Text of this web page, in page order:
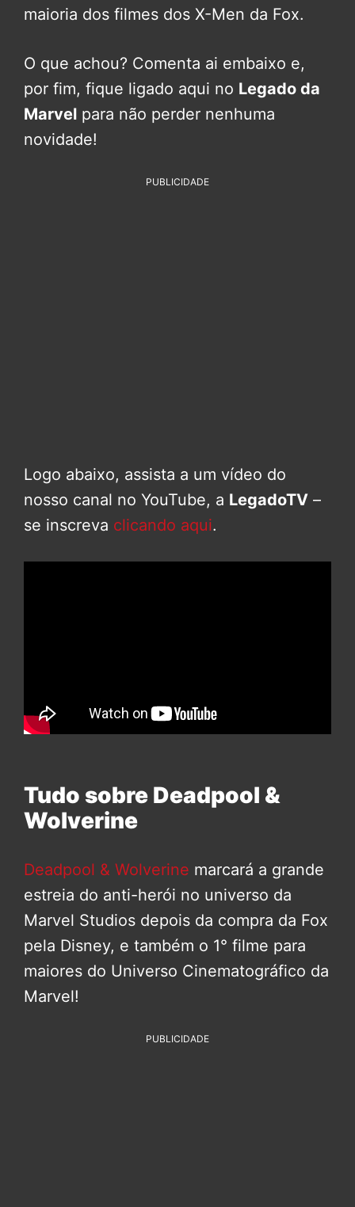
maioria dos filmes dos X-Men da Fox.
O que achou? Comenta ai embaixo e,
por fim, fique ligado aqui no Legado da
Marvel para não perder nenhuma
novidade!
PUBLICIDADE
Logo abaixo, assista a um vídeo do
nosso canal no YouTube, a LegadoTV –
se inscreva clicando aqui.
Tudo sobre Deadpool &
Wolverine
Deadpool & Wolverine marcará a grande
estreia do anti-herói no universo da
Marvel Studios depois da compra da Fox
pela Disney, e também o 1° filme para
maiores do Universo Cinematográfico da
Marvel!
PUBLICIDADE